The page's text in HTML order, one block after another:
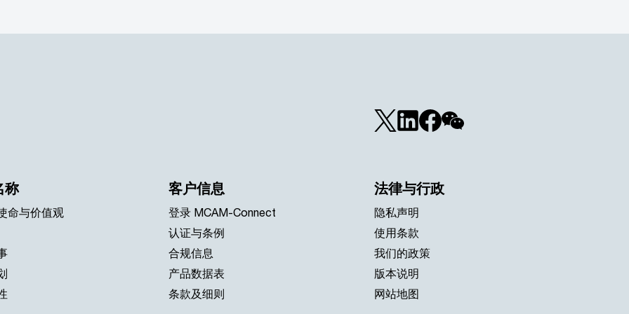
称
命与价值观
客户信息
登录 MCAM-Connect
认证与条例
合规信息
产品数据表
条款及细则
法律与行政
隐私声明
使用条款
我们的政策
版本说明
网站地图